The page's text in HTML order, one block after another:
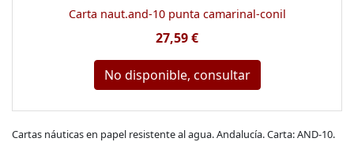
Carta naut.and-10 punta camarinal-conil
27,59 €
No disponible, consultar
Cartas náuticas en papel resistente al agua. Andalucía. Carta: AND-10.